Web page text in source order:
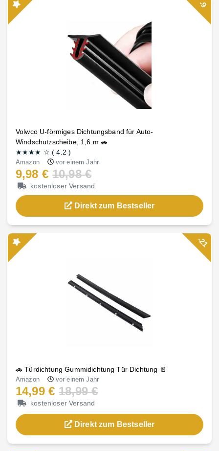
Volwco U-förmiges Dichtungsband für Auto-
Windschutzscheibe, 1,6 m 🚗
★★★★ ☆ (4.2 )
Amazon vor einem Jahr
9,98 € 10,98 €
kostenloser Versand
Direkt zum Bestseller
-9
🚗 Türdichtung Gummidichtung Tür Dichtung 🚪
Amazon vor einem Jahr
14,99 € 18,99 €
kostenloser Versand
Direkt zum Bestseller
-21